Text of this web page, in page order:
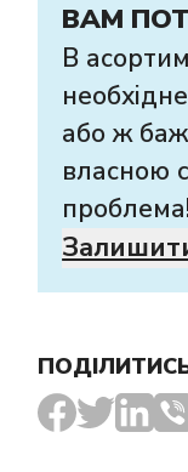
ВАМ
В
або ж
власною